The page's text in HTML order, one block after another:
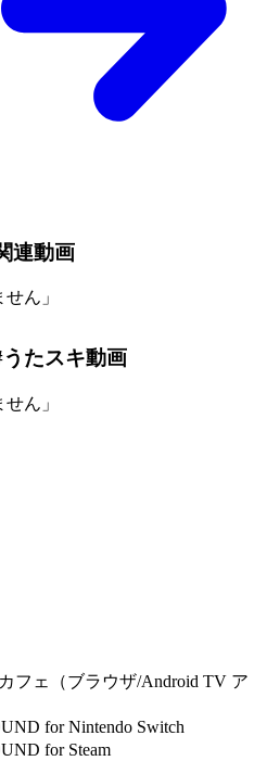
連動画
ん」
うたスキ動画
ん」
フェ（ブラウザ/Android TV ア
for Nintendo Switch
for Steam